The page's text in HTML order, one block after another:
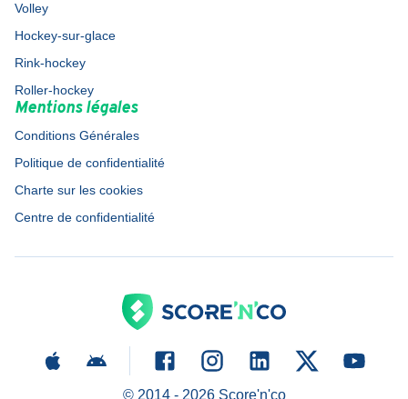
Volley
Hockey-sur-glace
Rink-hockey
Roller-hockey
Mentions légales
Conditions Générales
Politique de confidentialité
Charte sur les cookies
Centre de confidentialité
© 2014 - 2026Score'n'co